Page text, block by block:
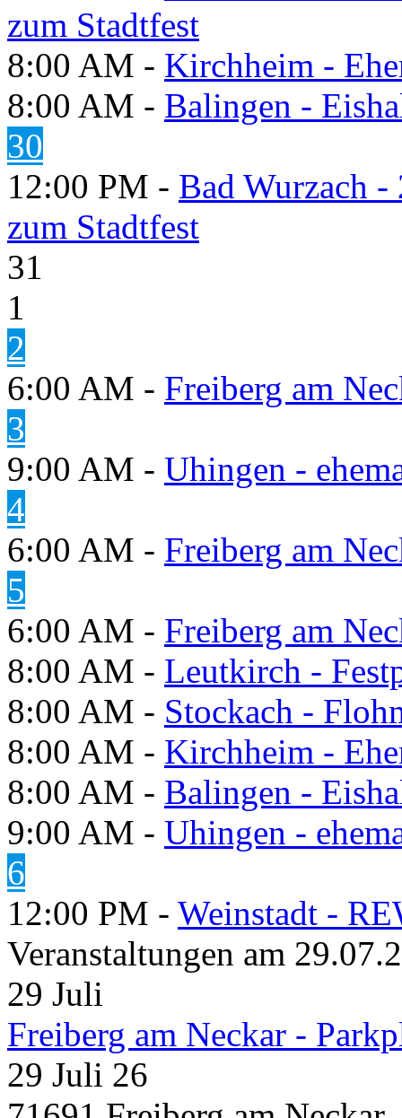
zum Stadtfest
8:00 AM - Kirchheim -
8:00 AM - Balingen -
30
12:00 PM - Bad Wurzach
zum Stadtfest
31
1
2
6:00 AM - Freiberg am
3
9:00 AM - Uhingen -
4
6:00 AM - Freiberg am
5
6:00 AM - Freiberg am
8:00 AM - Leutkirch -
8:00 AM - Stockach -
8:00 AM - Kirchheim -
8:00 AM - Balingen -
9:00 AM - Uhingen -
6
12:00 PM - Weinstadt -
Veranstaltungen am
29 Juli
Freiberg am Neckar -
29 Juli 26